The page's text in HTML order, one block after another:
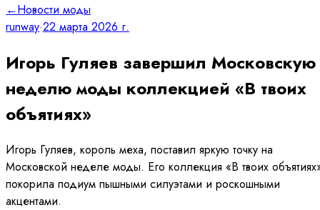
←Новости моды
runway·22 марта 2026 г.
Игорь Гуляев завершил Московскую
неделю моды коллекцией «В твоих
объятиях»
Игорь Гуляев, король меха, поставил яркую точку на
Московской неделе моды. Его коллекция «В твоих
покорила подиум пышными силуэтами и роскошными
акцентами.